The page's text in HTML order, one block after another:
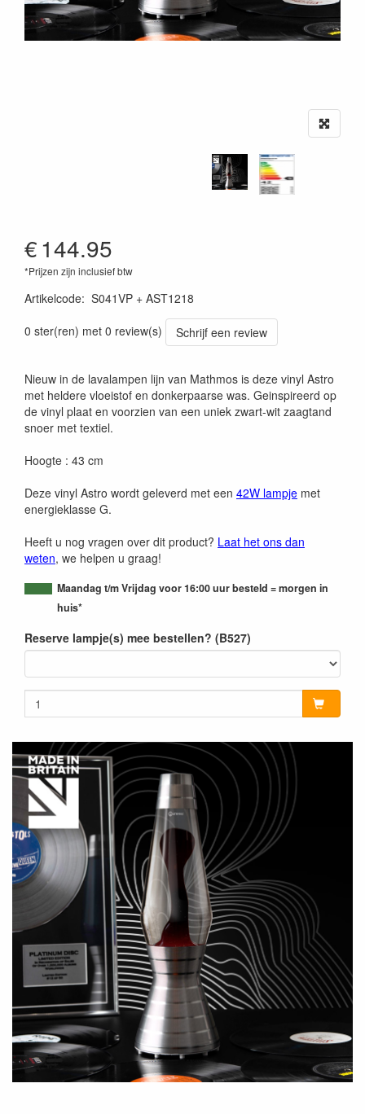
€144.95
*Prijzen zijn inclusief btw
Artikelcode: S041VP + AST1218
0 ster(ren) met 0 review(s)
Schrijf een review
Nieuw in de lavalampen lijn van Mathmos is deze vinyl Astro
met heldere vloeistof en donkerpaarse was. Geinspireerd op
de vinyl plaat en voorzien van een uniek zwart-wit zaagtand
snoer met textiel.
Hoogte : 43 cm
Deze vinyl Astro wordt geleverd met een 42W lampje met
energieklasse G.
Heeft u nog vragen over dit product? Laat het ons dan
weten, we helpen u graag!
Maandag t/m Vrijdag voor 16:00 uur besteld = morgen in
huis*
Reserve lampje(s) mee bestellen? (B527)